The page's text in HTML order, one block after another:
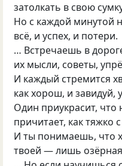
затолкать в свою
Но с каждой минутой
всё, и успех, и потери.
… Встречаешь в
их мысли, советы,
И каждый стремится
как хорош, и завидуй,
Один приукрасит, что
причитает, как тяжко
И ты понимаешь, что
твоей — лишь